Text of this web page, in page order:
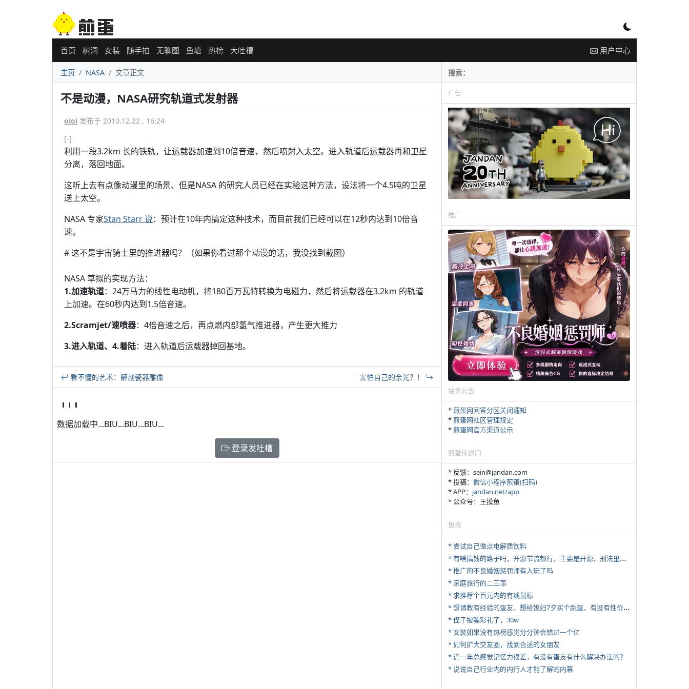
首页 树洞 女装 随手拍 无聊图 鱼塘 热榜 大吐槽 用户中心
主页 NASA 文章正文
不是动漫，NASA研究轨道式发射器
oioi 发布于 2010.12.22 , 16:24
[-]
利用一段3.2km 长的铁轨，让运载器加速到10倍音速，然后喷射入太空。进入轨道后运载器再和卫星
分离，落回地面。
这听上去有点像动漫里的场景、但是NASA 的研究人员已经在实验这种方法，设法将一个4.5吨的卫星
送上太空。
NASA 专家Stan Starr 说：预计在10年内搞定这种技术，而目前我们已经可以在12秒内达到10倍音
速。
# 这不是宇宙骑士里的推进器吗？（如果你看过那个动漫的话，我没找到截图）
NASA 草拟的实现方法：
1.加速轨道：24万马力的线性电动机，将180百万瓦特转换为电磁力，然后将运载器在3.2km 的轨道
上加速。在60秒内达到1.5倍音速。
2.Scramjet/速喷器：4倍音速之后，再点燃内部氢气推进器，产生更大推力
3.进入轨道、4.着陆：进入轨道后运载器掉回基地。
看不懂的艺术：解剖瓷器雕像 害怕自己的余光？！
数据加载中...BIU...BIU...BIU...
登录发吐槽
广告
推广
站务公告
*煎蛋网问答分区关闭通知
*煎蛋网社区管理规定
*煎蛋网官方渠道公示
煎蛋传送门
* 反馈：sein@jandan.com
* 投稿： 微信小程序煎蛋(扫码)
* APP： jandan.net/app
* 公众号：王摸鱼
鱼塘
* 尝试自己做点电解质饮料
*
有啥搞钱的路子吗，开源节流都行，主要是开源，刑法里的咱不做
* 推广的不良婚姻惩罚师有人玩了吗
* 家庭旅行的二三事
* 求推荐个百元内的有线鼠标
*
想请教有经验的蛋友，想给媳妇7夕买个跳蛋，有没有性价比高的推荐
* 侄子被骗彩礼了，30w
* 女装如果没有热榜感觉分分钟会错过一个亿
* 如何扩大交友圈，找到合适的女朋友
* 近一年总感觉记忆力很差，有没有蛋友有什么解决办法的？
* 说说自己行业内的内行人才能了解的内幕